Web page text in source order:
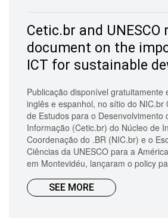
Cetic.br and UNESCO
document on the
ICT for sustainable
Publicação disponível gratuitamente
inglês e espanhol, no sítio do NIC.br
de Estudos para o Desenvolvimento
Informação (Cetic.br) do Núcleo de
Coordenação do .BR (NIC.br) e o
Ciências da UNESCO para a
em Montevidéu, lançaram o policy
SEE MORE